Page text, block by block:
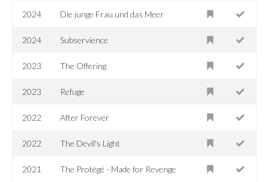
2024 Die junge Frau und das Meer
2024 Subservience
2023 The Offering
2023 Refuge
2022 After Forever
2022 The Devil's Light
2021 The Protégé - Made for Revenge